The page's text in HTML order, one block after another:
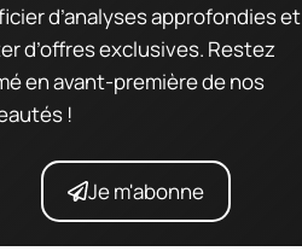
d’analyses approfondies et
d’offres exclusives. Restez
en avant-première de nos
!
Je m'abonne